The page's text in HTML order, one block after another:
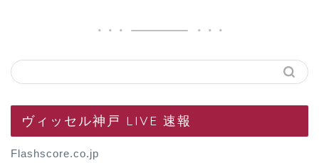
ヴィッセル神戸 LIVE 速報
Flashscore.co.jp